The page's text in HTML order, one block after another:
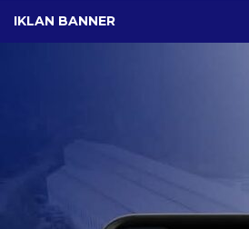
IKLAN BANNER